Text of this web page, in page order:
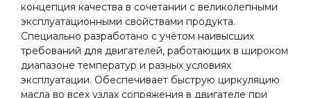
концепция качества в сочетании с великолепными
эксплуатационными свойствами продукта.
Специально разработано с учётом наивысших
требований для двигателей, работающих в широком
диапазоне температур и разных условиях
эксплуатации. Обеспечивает быструю циркуляцию
масла во всех узлах сопряжения в двигателе при